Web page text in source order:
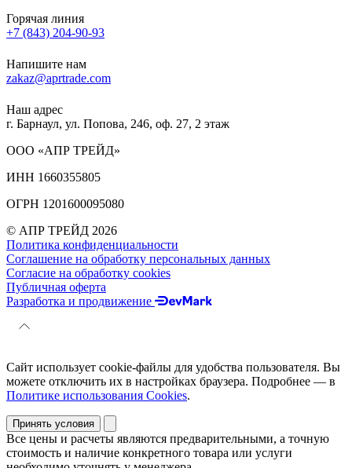
Горячая линия
+7 (843) 204-90-93
Напишите нам
zakaz@aprtrade.com
Наш адрес
г. Барнаул, ул. Попова, 246, оф. 27, 2 этаж
ООО «АПР ТРЕЙД»
ИНН 1660355805
ОГРН 1201600095080
© АПР ТРЕЙД 2026
Политика конфиденциальности
Соглашение на обработку персональных данных
Согласие на обработку cookies
Публичная оферта
Разработка и продвижение
Сайт использует cookie-файлы для удобства пользователя. Вы
можете отключить их в настройках браузера. Подробнее — в
Политике использования Cookies.
Принять условия
Все цены и расчеты являются предварительными, а точную
стоимость и наличие конкретного товара или услуги